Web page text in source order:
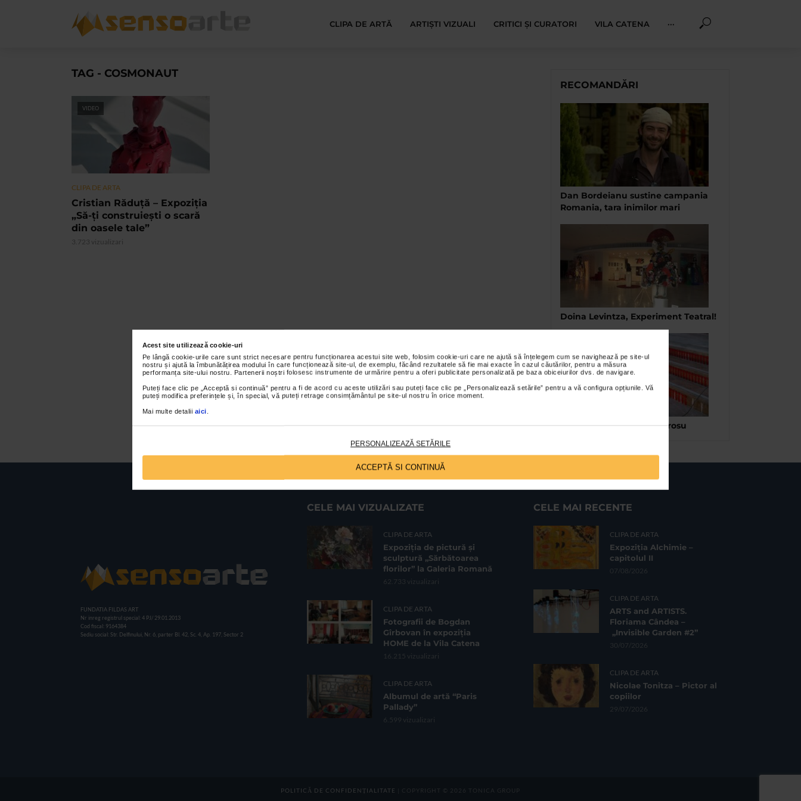
Acest site utilizează cookie-uri
Pe lângă cookie-urile care sunt strict necesare pentru funcționarea acestui site web, folosim cookie-uri care ne ajută să înțelegem cum se navighează pe site-ul
nostru și ajută la îmbunătățirea modului în care funcționează site-ul, de exemplu, făcând rezultatele să fie mai exacte în cazul căutărilor, pentru a măsura
performanța site-ului nostru. Partenerii noștri folosesc instrumente de urmărire pentru a oferi publicitate personalizată pe baza obiceiurilor dvs. de navigare.
Puteți face clic pe „Acceptă si continuă” pentru a fi de acord cu aceste utilizări sau puteți face clic pe „Personalizează setările” pentru a vă configura opțiunile. Vă
puteți modifica preferințele și, în special, vă puteți retrage consimțământul pe site-ul nostru în orice moment.
Mai multe detalii aici
PERSONALIZEAZĂ SETĂRILE
ACCEPTĂ SI CONTINUĂ
CLIPA DE ARTĂ ARTIȘTI VIZUALI CRITICI ȘI CURATORI VILA CATENA ···
TAG - COSMONAUT
VIDEO
CLIPA DE ARTA
Cristian Răduță – Expoziția
„Să-ți construiești o scară
din oasele tale”
3.723 vizualizari
RECOMANDĂRI
Dan Bordeianu sustine campania
Romania, tara inimilor mari
Doina Levintza, Experiment Teatral!
Valeriu Schiau – Covorul rosu
FUNDATIA FILDAS ART
Nr inreg registrul special: 4 PJ/ 29.01.2013
Cod fiscal: 9164384
Sediu social: Str. Delfinului, Nr. 6, parter Bl. 42, Sc. 4, Ap. 197, Sector 2
CELE MAI VIZUALIZATE
CLIPA DE ARTA
Expoziția de pictură și
sculptură „Sărbătoarea
florilor” la Galeria Romană
62.733 vizualizari
CLIPA DE ARTA
Fotografii de Bogdan
Gîrbovan în expoziția
HOME de la Vila Catena
16.215 vizualizari
CLIPA DE ARTA
Albumul de artă “Paris
Pallady”
6.599 vizualizari
CELE MAI RECENTE
CLIPA DE ARTA
Expoziția Alchimie –
capitolul II
07/08/2026
CLIPA DE ARTA
ARTS and ARTISTS.
Floriama Cândea –
„Invisible Garden #2”
30/07/2026
CLIPA DE ARTA
Nicolae Tonitza – Pictor al
copiilor
29/07/2026
POLITICĂ DE CONFIDENȚIALITATE | COPYRIGHT © 2026 TONICA GROUP